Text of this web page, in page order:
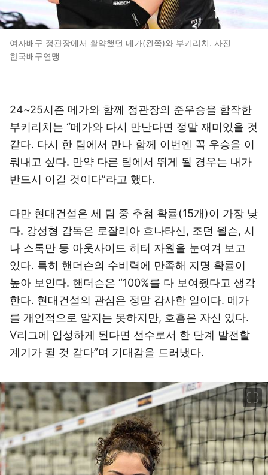
여자배구 정관장에서 활약했던 메가(왼쪽)와 부키리치. 사진
한국배구연맹
24~25시즌 메가와 함께 정관장의 준우승을 합작한
부키리치는 “메가와 다시 만난다면 정말 재미있을 것
같다. 다시 한 팀에서 만나 함께 이번엔 꼭 우승을 이
뤄내고 싶다. 만약 다른 팀에서 뛰게 될 경우는 내가
반드시 이길 것이다”라고 했다.
다만 현대건설은 세 팀 중 추첨 확률(15개)이 가장 낮
다. 강성형 감독은 로잘리아 흐나타신, 조던 윌슨, 시
나 스톡만 등 아웃사이드 히터 자원을 눈여겨 보고
있다. 특히 핸더슨의 수비력에 만족해 지명 확률이
높아 보인다. 핸더슨은 “100%를 다 보여줬다고 생각
한다. 현대건설의 관심은 정말 감사한 일이다. 메가
를 개인적으로 알지는 못하지만, 호흡은 자신 있다.
V리그에 입성하게 된다면 선수로서 한 단계 발전할
계기가 될 것 같다”며 기대감을 드러냈다.